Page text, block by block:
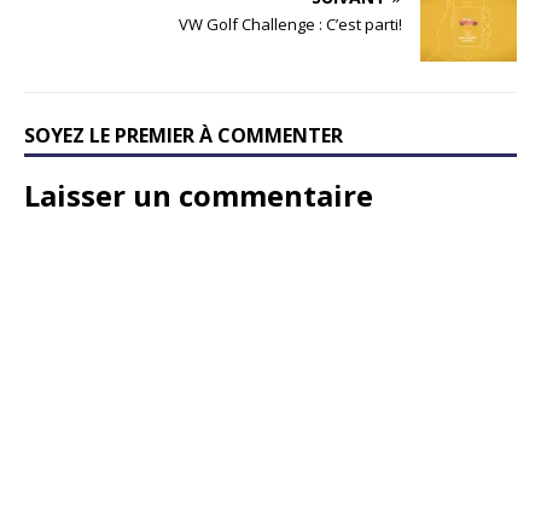
VW Golf Challenge : C’est parti!
SOYEZ LE PREMIER À COMMENTER
Laisser un commentaire